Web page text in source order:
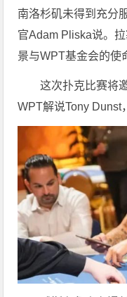
南洛杉矶未得到充分
官Adam Pliska说。
景与WPT基金会的使
这次扑克比赛将
WPT解说Tony Dunst